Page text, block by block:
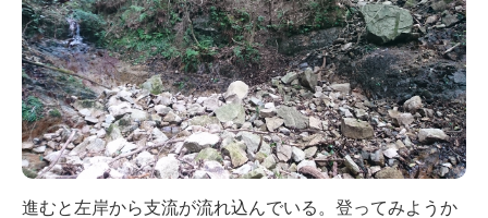
進むと左岸から支流が流れ込んでいる。登ってみようか